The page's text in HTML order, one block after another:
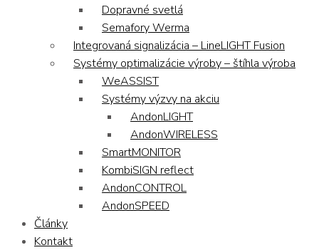
Dopravné svetlá
Semafory Werma
Integrovaná signalizácia – LineLIGHT Fusion
Systémy optimalizácie výroby – štíhla výroba
WeASSIST
Systémy výzvy na akciu
AndonLIGHT
AndonWIRELESS
SmartMONITOR
KombiSIGN reflect
AndonCONTROL
AndonSPEED
Články
Kontakt